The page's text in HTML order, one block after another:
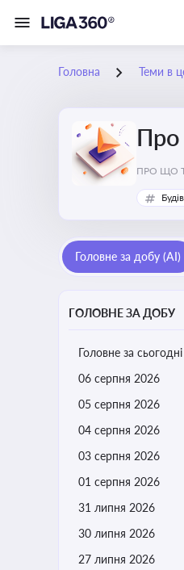
Головна Теми в
Про
ПРО ЩО
Головне за добу (AI)
ГОЛОВНЕ ЗА ДОБУ
Головне за сьогодні
06 серпня 2026
05 серпня 2026
04 серпня 2026
03 серпня 2026
01 серпня 2026
31 липня 2026
30 липня 2026
27 липня 2026